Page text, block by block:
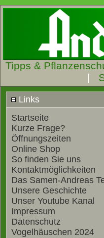
Tipps &
|
Links
Startseite
Kurze Frage?
Öffnungszeiten
Online Shop
So finden Sie uns
Kontaktmöglichkeiten
Das Samen-Andreas
Unsere Geschichte
Unser Youtube Kanal
Impressum
Datenschutz
Vogelhäuschen 2024